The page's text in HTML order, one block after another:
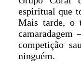
espiritual que
Mais tarde, o
competição
ninguém.